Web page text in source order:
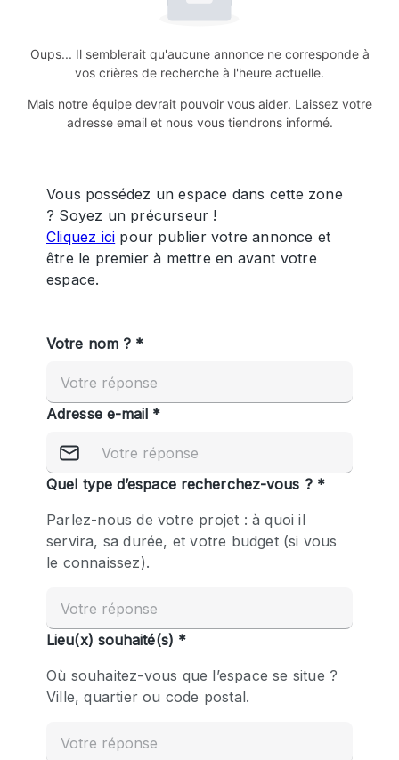
Oups... Il semblerait qu'aucune annonce ne corresponde à
vos crières de recherche à l'heure actuelle.
Mais notre équipe devrait pouvoir vous aider. Laissez votre
adresse email et nous vous tiendrons informé.